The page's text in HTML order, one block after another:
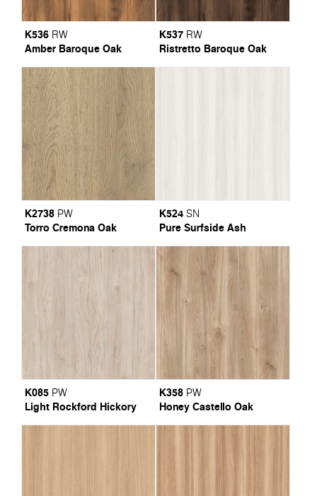
K536 RW
Amber Baroque Oak
K537 RW
Ristretto Baroque Oak
K2738 PW
Torro Cremona Oak
K524 SN
Pure Surfside Ash
K085 PW
Light Rockford Hickory
K358 PW
Honey Castello Oak